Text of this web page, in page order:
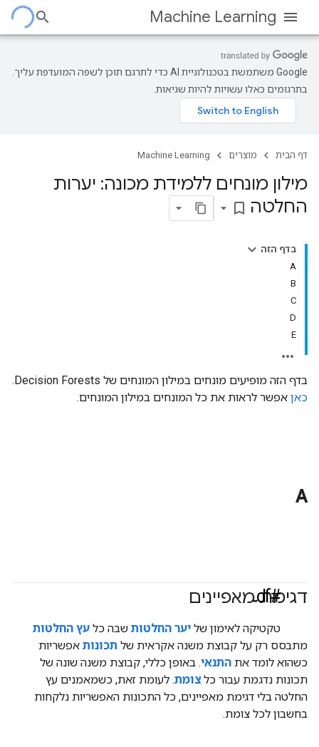
Machine Learning
‫Google משתמשת בטכנולוגיית AI כדי לתרגם תוכן לשפה המועדפת עליך.
בתרגומים כאלו עשויות להיות שגיאות.
דף הבית מוצרים Machine Learning
מילון מונחים ללמידת מכונה: יערות
החלטה bookmark_border
בדף הזה
A
B
C
D
E
בדף הזה מופיעים מונחים במילון המונחים של Decision Forests.
כאן אפשר לראות את כל המונחים במילון המונחים.
A
דגימת מאפיינים
#df
טקטיקה לאימון שליער החלטות שבה כלעץ החלטות
מתבסס רק על קבוצת משנה אקראית של תכונות אפשריות
כשהוא לומד את התנאי. באופן כללי, קבוצת משנה שונה של
תכונות נדגמת עבור כלצומת. לעומת זאת, כשמאמנים עץ
החלטה בלי דגימת מאפיינים, כל התכונות האפשריות נלקחות
בחשבון לכל צומת.